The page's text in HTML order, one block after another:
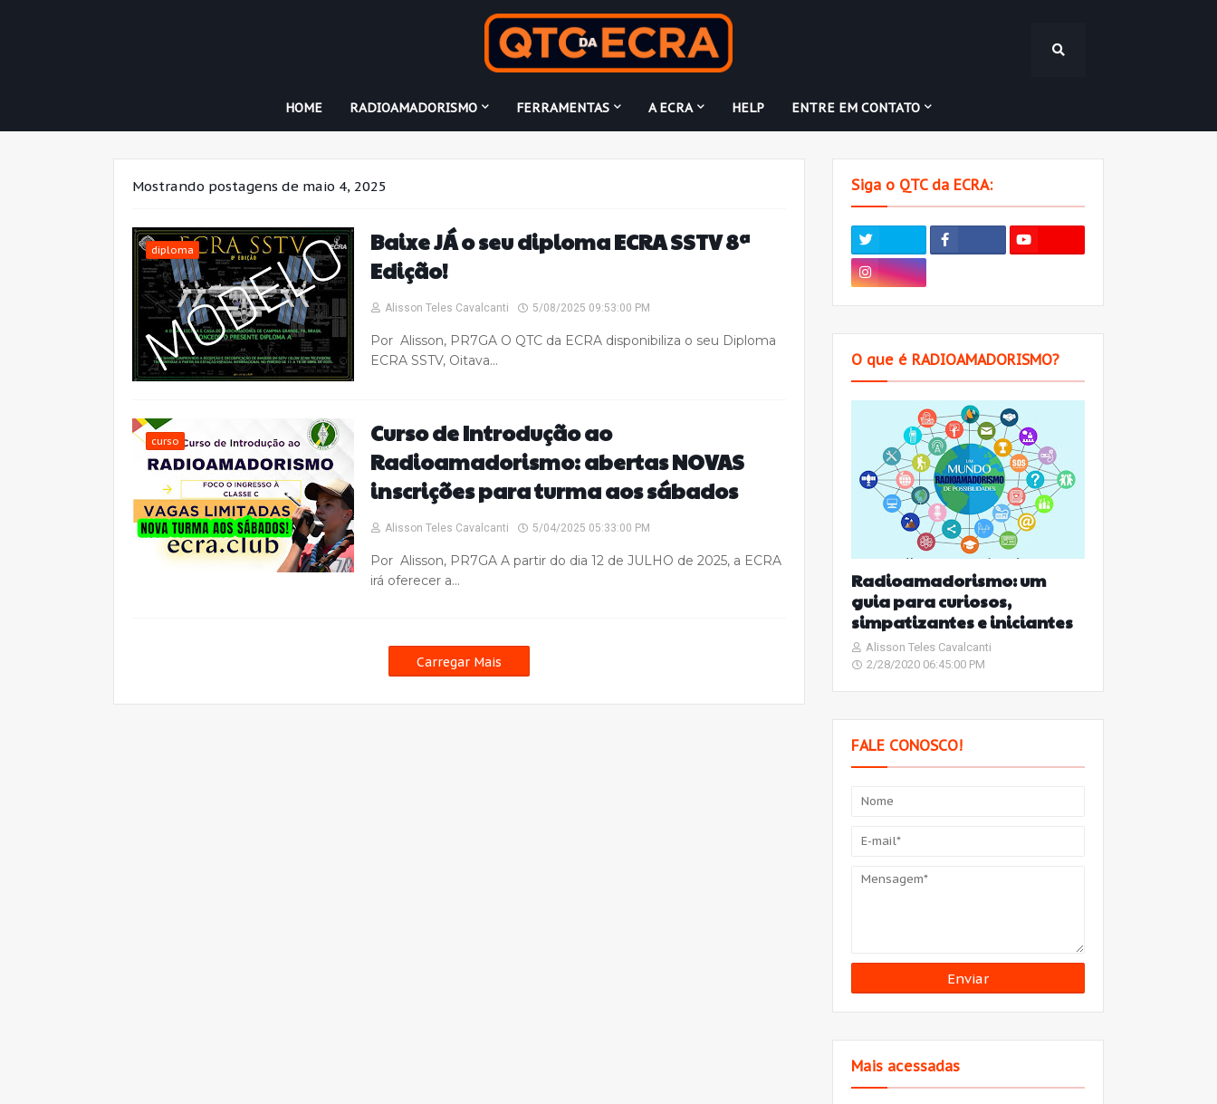
HOME RADIOAMADORISMO FERRAMENTAS A ECRA HELP ENTRE EM CONTATO
Mostrando postagens de maio 4, 2025
diploma
Baixe JÁ o seu diploma ECRA SSTV 8ª
Edição!
Alisson Teles Cavalcanti 5/08/2025 09:53:00 PM
Por Alisson, PR7GA O QTC da ECRA disponibiliza o seu Diploma
ECRA SSTV, Oitava…
curso
Curso de Introdução ao
Radioamadorismo: abertas NOVAS
inscrições para turma aos sábados
Alisson Teles Cavalcanti 5/04/2025 05:33:00 PM
Por Alisson, PR7GA A partir do dia 12 de JULHO de 2025, a ECRA
irá oferecer a…
Carregar Mais
Siga o QTC da ECRA:
O que é RADIOAMADORISMO?
Radioamadorismo: um
guia para curiosos,
simpatizantes e iniciantes
Alisson Teles Cavalcanti
2/28/2020 06:45:00 PM
FALE CONOSCO!
Mais acessadas